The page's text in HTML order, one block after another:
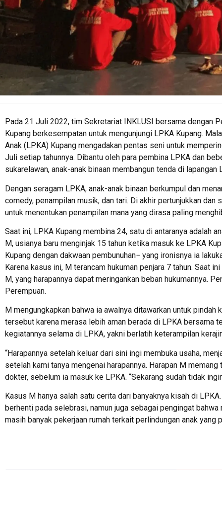
Pada 21 Juli 2022, tim Sekretariat INKLUSI bersama dengan
Kupang berkesempatan untuk mengunjungi LPKA Kupang.
Anak (LPKA) Kupang mengadakan pentas seni untuk
Juli setiap tahunnya. Dibantu oleh para pembina LPKA dan
sukarelawan, anak-anak binaan membangun tenda di lapangan
Dengan seragam LPKA, anak-anak binaan berkumpul dan
comedy, penampilan musik, dan tari. Di akhir pertunjukkan dan
untuk menentukan penampilan mana yang dirasa paling
Saat ini, LPKA Kupang membina 24, satu di antaranya adalah
M, usianya baru menginjak 15 tahun ketika masuk ke LPKA
Kupang dengan dakwaan pembunuhan− yang ironisnya ia
Karena kasus ini, M terancam hukuman penjara 7 tahun. Saat
M, yang harapannya dapat meringankan beban hukumannya.
Perempuan.
M mengungkapkan bahwa ia awalnya ditawarkan untuk
tersebut karena merasa lebih aman berada di LPKA bersama
kegiatannya selama di LPKA, yakni berlatih keterampilan
“Harapannya setelah keluar dari sini ingi membuka usaha,
setelah kami tanya mengenai harapannya. Harapan M
dokter, sebelum ia masuk ke LPKA. “Sekarang sudah tidak
Kasus M hanya salah satu cerita dari banyaknya kisah di
berhenti pada selebrasi, namun juga sebagai pengingat
masih banyak pekerjaan rumah terkait perlindungan anak yang